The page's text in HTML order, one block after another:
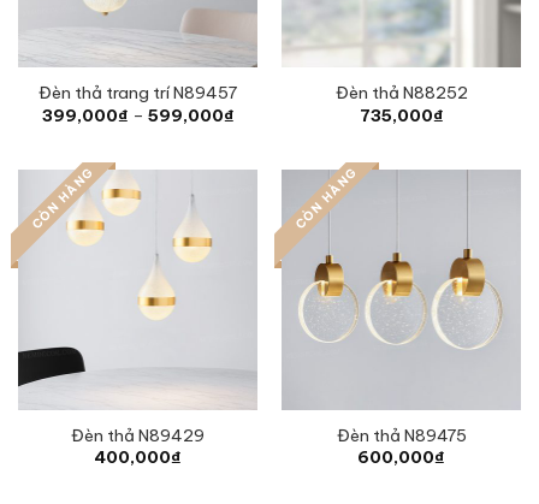
Đèn thả trang trí N89457
399,000₫ – 599,000₫Price
599,000₫
Đèn thả N88252
735,000₫
CÒN HÀNG
Đèn thả N89429
400,000₫
CÒN HÀNG
Đèn thả N89475
600,000₫